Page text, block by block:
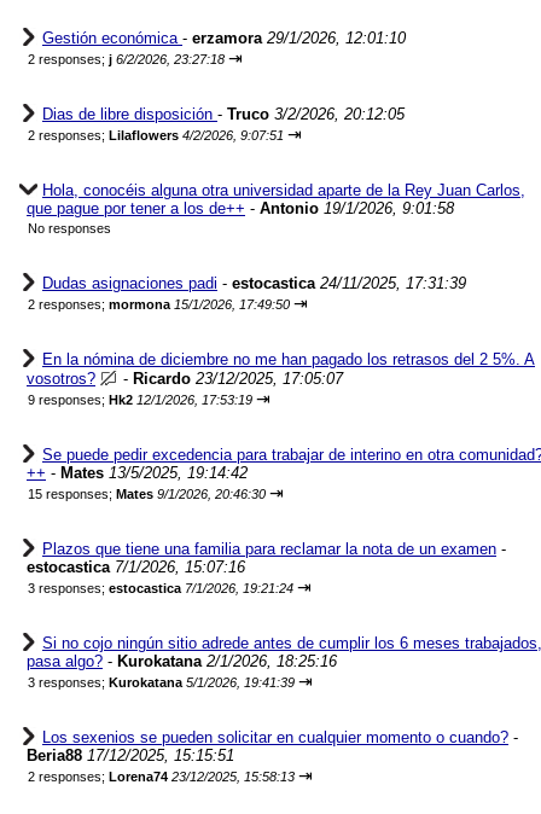
Gestión económica - erzamora 29/1/2026, 12:01:10
2 responses; j 6/2/2026, 23:27:18 ⇥
Dias de libre disposición - Truco 3/2/2026, 20:12:05
2 responses; Lilaflowers 4/2/2026, 9:07:51 ⇥
Hola, conocéis alguna otra universidad aparte de la Rey Juan Carlos,
que pague por tener a los de++ - Antonio 19/1/2026, 9:01:58
No responses
Dudas asignaciones padi - estocastica 24/11/2025, 17:31:39
2 responses; mormona 15/1/2026, 17:49:50 ⇥
En la nómina de diciembre no me han pagado los retrasos del 2 5%. A
vosotros?
- Ricardo 23/12/2025, 17:05:07
9 responses; Hk2 12/1/2026, 17:53:19 ⇥
Se puede pedir excedencia para trabajar de interino en otra
++ - Mates 13/5/2025, 19:14:42
15 responses; Mates 9/1/2026, 20:46:30 ⇥
Plazos que tiene una familia para reclamar la nota de un examen -
estocastica 7/1/2026, 15:07:16
3 responses; estocastica 7/1/2026, 19:21:24 ⇥
Si no cojo ningún sitio adrede antes de cumplir los 6 meses trabajados,
pasa algo? - Kurokatana 2/1/2026, 18:25:16
3 responses; Kurokatana 5/1/2026, 19:41:39 ⇥
Los sexenios se pueden solicitar en cualquier momento o cuando? -
Beria88 17/12/2025, 15:15:51
2 responses; Lorena74 23/12/2025, 15:58:13 ⇥